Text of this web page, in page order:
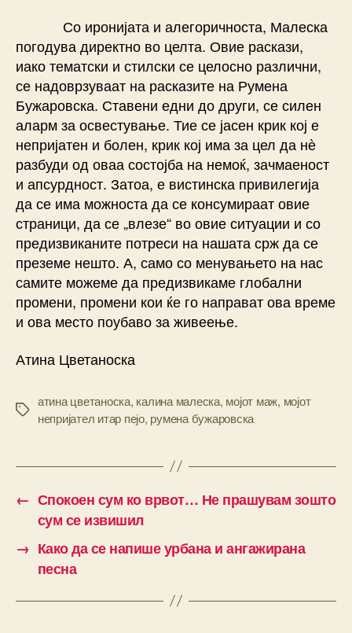
Со иронијата и алегоричноста, Малеска
погодува директно во целта. Овие раскази,
иако тематски и стилски се целосно различни,
се надоврзуваат на расказите на Румена
Бужаровска. Ставени едни до други, се силен
аларм за освестување. Тие се јасен крик кој е
непријатен и болен, крик кој има за цел да нѐ
разбуди од оваа состојба на немоќ, зачмаеност
и апсурдност. Затоа, е вистинска привилегија
да се има можноста да се консумираат овие
страници, да се „влезе“ во овие ситуации и со
предизвиканите потреси на нашата срж да се
преземе нешто. А, само со менувањето на нас
самите можеме да предизвикаме глобални
промени, промени кои ќе го направат ова време
и ова место поубаво за живеење.
Атина Цветаноска
Tags
атина цветаноска, калина малеска, мојот маж, мојот
непријател итар пејо, румена бужаровска
← Спокоен сум ко врвот… Не прашувам зошто
сум се извишил
→ Како да се напише урбана и ангажирана
песна